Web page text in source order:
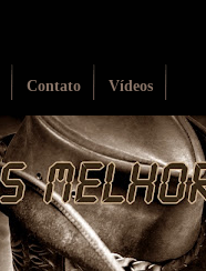
Contato Vídeos